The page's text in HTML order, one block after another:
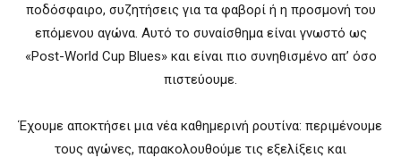
ποδόσφαιρο, συζητήσεις για τα φαβορί ή η προσμονή του
επόμενου αγώνα. Αυτό το συναίσθημα είναι γνωστό ως
«Post-World Cup Blues» και είναι πιο συνηθισμένο απ’ όσο
πιστεύουμε.
Έχουμε αποκτήσει μια νέα καθημερινή ρουτίνα: περιμένουμε
τους αγώνες, παρακολουθούμε τις εξελίξεις και